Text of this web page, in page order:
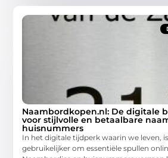
Naambordkopen.nl: De digitale
voor stijlvolle en betaalbare
huisnummers
In het digitale tijdperk waarin we leven,
gebruikelijker om essentiële spullen